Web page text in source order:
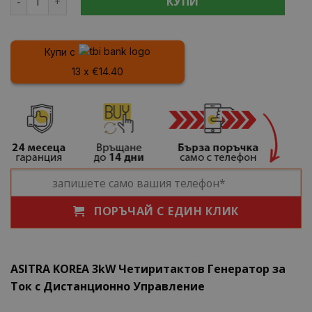
Купи с
13 x €14.40
ПОРЪЧАЙ С ЕДИН КЛИК
ASITRA KOREA 3kW Четиритактов Генератор за
Ток с Дистанционно Управление